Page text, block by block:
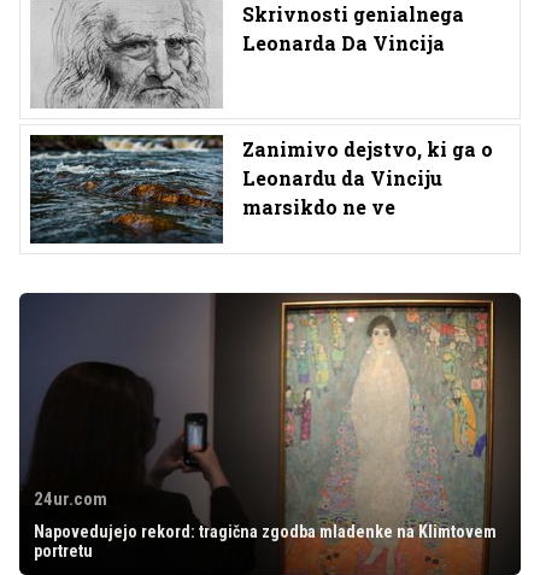
Skrivnosti genialnega
Leonarda Da Vincija
Zanimivo dejstvo, ki ga o
Leonardu da Vinciju
marsikdo ne ve
24ur.com
Napovedujejo rekord: tragična zgodba mladenke na Klimtovem
portretu